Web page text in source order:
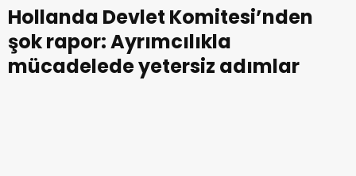
yetersiz adımlar
Hollanda Devlet Komitesi’nden
şok rapor: Ayrımcılıkla
mücadelede yetersiz adımlar